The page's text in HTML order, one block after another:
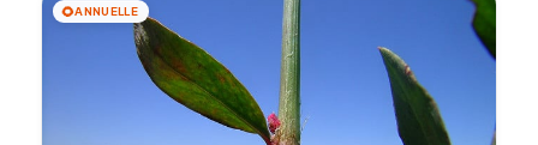
🌻ANNUELLE